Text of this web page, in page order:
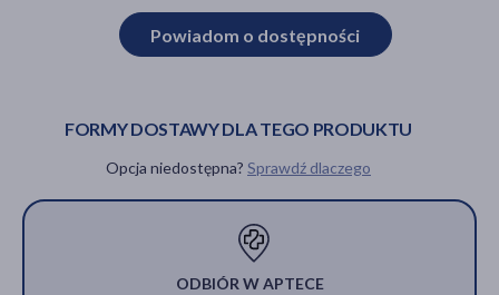
Powiadom o dostępności
FORMY DOSTAWY DLA TEGO PRODUKTU
Opcja niedostępna? Sprawdź dlaczego
ODBIÓR W APTECE